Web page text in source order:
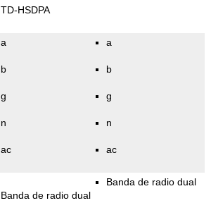
TD-HSDPA
a
b
g
n
ac
a
b
g
n
ac
Banda de radio dual
Banda de radio dual